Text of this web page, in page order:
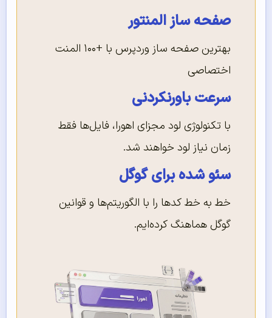
صفحه ساز المنتور
بهترین صفحه ساز وردپرس با +۱۰۰ المنت
اختصاصی
سرعت باورنکردنی
با تکنولوژی لود مجزای اهورا، فایل‌ها فقط
زمان نیاز لود خواهند شد.
سئو شده برای گوگل
خط به خط کدها را با الگوریتم‌ها و قوانین
گوگل هماهنگ کرده‌ایم.